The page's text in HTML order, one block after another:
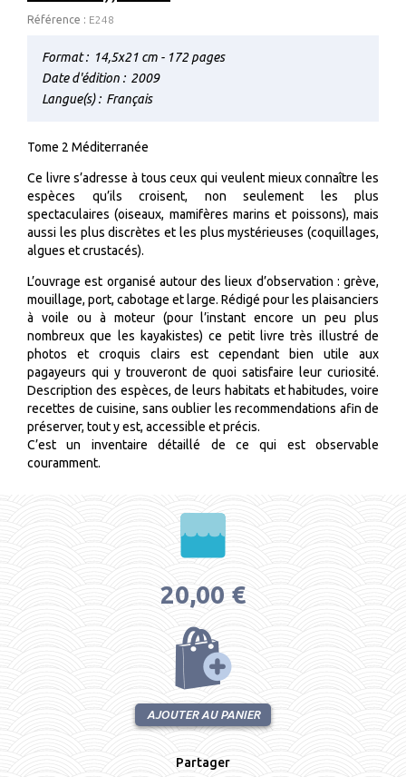
Référence : E248
Format : 14,5x21 cm - 172 pages
Date d'édition : 2009
Langue(s) : Français
Tome 2 Méditerranée
Ce livre s’adresse à tous ceux qui veulent mieux connaître les
espèces qu’ils croisent, non seulement les plus
spectaculaires (oiseaux, mamifères marins et poissons), mais
aussi les plus discrètes et les plus mystérieuses (coquillages,
algues et crustacés).
L’ouvrage est organisé autour des lieux d’observation : grève,
mouillage, port, cabotage et large. Rédigé pour les plaisanciers
à voile ou à moteur (pour l’instant encore un peu plus
nombreux que les kayakistes) ce petit livre très illustré de
photos et croquis clairs est cependant bien utile aux
pagayeurs qui y trouveront de quoi satisfaire leur curiosité.
Description des espèces, de leurs habitats et habitudes, voire
recettes de cuisine, sans oublier les recommendations afin de
préserver, tout y est, accessible et précis.
C’est un inventaire détaillé de ce qui est observable
couramment.
20,00 €
AJOUTER AU PANIER
Partager